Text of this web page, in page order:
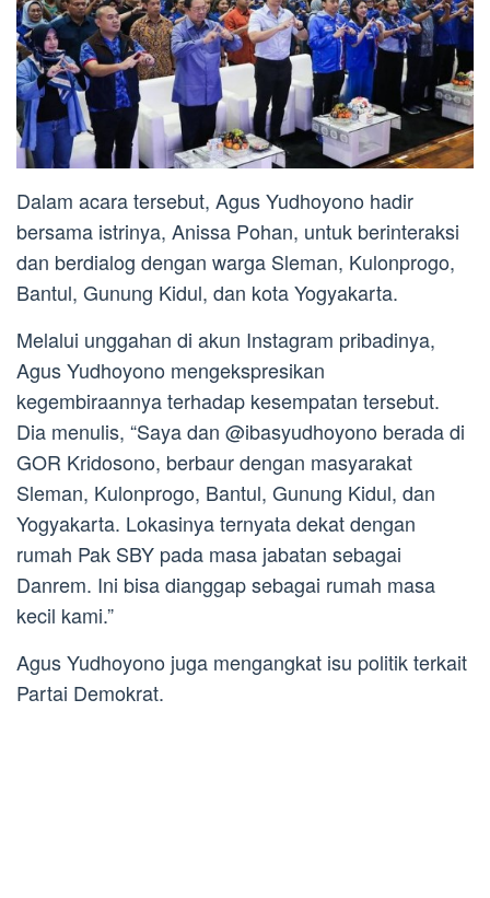
Dalam acara tersebut, Agus Yudhoyono hadir
bersama istrinya, Anissa Pohan, untuk berinteraksi
dan berdialog dengan warga Sleman, Kulonprogo,
Bantul, Gunung Kidul, dan kota Yogyakarta.
Melalui unggahan di akun Instagram pribadinya,
Agus Yudhoyono mengekspresikan
kegembiraannya terhadap kesempatan tersebut.
Dia menulis, “Saya dan @ibasyudhoyono berada di
GOR Kridosono, berbaur dengan masyarakat
Sleman, Kulonprogo, Bantul, Gunung Kidul, dan
Yogyakarta. Lokasinya ternyata dekat dengan
rumah Pak SBY pada masa jabatan sebagai
Danrem. Ini bisa dianggap sebagai rumah masa
kecil kami.”
Agus Yudhoyono juga mengangkat isu politik terkait
Partai Demokrat.